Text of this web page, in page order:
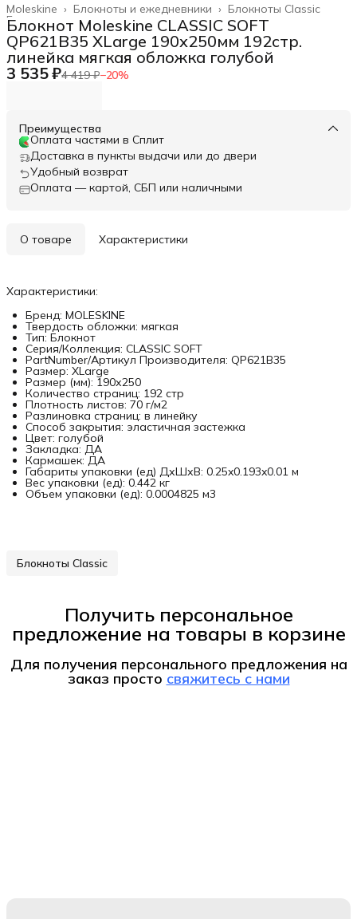
Блокноты Classic
Блокноты и ежедневники ›
Moleskine ›
Главная ›
Блокнот Moleskine CLASSIC SOFT
QP621B35 XLarge 190х250мм 192стр.
линейка мягкая обложка голубой
3 535 ₽4 419 ₽−20%
Преимущества
Оплата частями в Сплит
Доставка в пункты выдачи или до двери
Удобный возврат
Оплата — картой, СБП или наличными
О товаре Характеристики
Характеристики:
Бренд: MOLESKINE
Твердость обложки: мягкая
Тип: Блокнот
Серия/Коллекция: CLASSIC SOFT
PartNumber/Артикул Производителя: QP621B35
Размер: XLarge
Размер (мм): 190х250
Количество страниц: 192 стр
Плотность листов: 70 г/м2
Разлиновка страниц: в линейку
Способ закрытия: эластичная застежка
Цвет: голубой
Закладка: ДА
Кармашек: ДА
Габариты упаковки (ед) ДхШхВ: 0.25x0.193x0.01 м
Вес упаковки (ед): 0.442 кг
Объем упаковки (ед): 0.0004825 м3
Блокноты Classic
Получить персональное
предложение на товары в корзине
Для получения персонального предложения на
заказ просто свяжитесь с нами